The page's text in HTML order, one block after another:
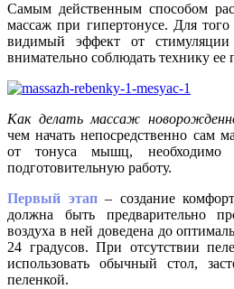
Самым действенным способом
массаж при гипертонусе. Для
видимый эффект от
внимательно соблюдать технику ее
Как делать массаж
чем начать непосредственно сам
от тонуса мышц, необходимо
подготовительную работу.
Первый этап– создание
должна быть предварительно
воздуха в ней доведена до
24 градусов. При отсутствии
использовать обычный стол,
пеленкой.